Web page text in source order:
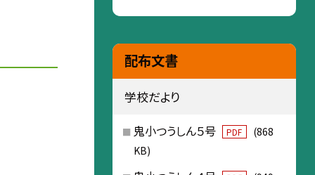
配布文書
学校だより
鬼小つうしん５号 PDF
(868
KB)